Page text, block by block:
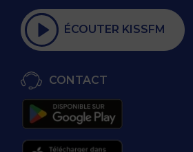
ÉCOUTER KISSFM
CONTACT